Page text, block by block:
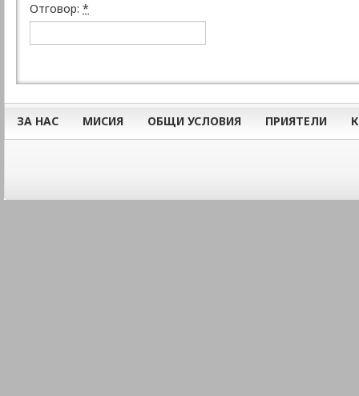
Отговор: *
ЗА НАС МИСИЯ ОБЩИ УСЛОВИЯ ПРИЯТЕЛИ